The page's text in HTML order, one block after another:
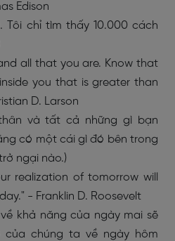
Edison
Tôi chỉ tìm thấy 10.000 cách
all that you are. Know that
you that is greater than
D. Larson
và tất cả những gì bạn
có một cái gì đó bên trong
ngại nào.)
realization of tomorrow will
- Franklin D. Roosevelt
khả năng của ngày mai sẽ
của chúng ta về ngày hôm